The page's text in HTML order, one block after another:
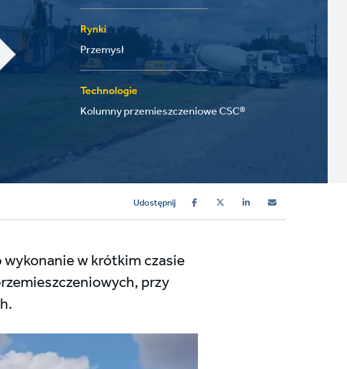
Rynki
Przemysł
Technologie
Kolumny przemieszczeniowe CSC®
Udostępnij
w krótkim czasie
przy